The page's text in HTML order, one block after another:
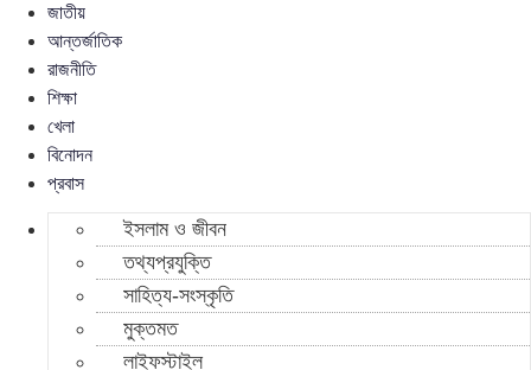
জাতীয়
আন্তর্জাতিক
রাজনীতি
শিক্ষা
খেলা
বিনোদন
প্রবাস
ইসলাম ও জীবন
তথ্যপ্রযুক্তি
সাহিত্য-সংস্কৃতি
মুক্তমত
লাইফস্টাইল